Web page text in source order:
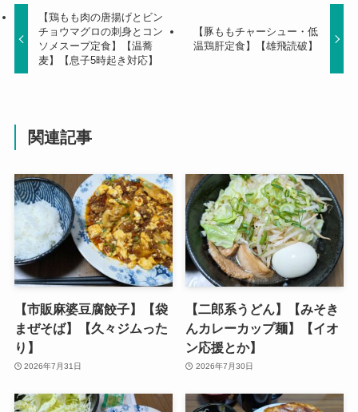
【鶏もも肉の唐揚げとビン
チョウマグロの刺身とコン
ソメスープ定食】【温蕎
麦】【息子5時起き対応】
【豚ももチャーシュー・低
温鶏肝定食】【雄飛読破】
関連記事
【市販麻婆豆腐餃子】【袋
まぜそば】【久々ジムった
り】
2026年7月31日
【二郎系うどん】【みそき
んカレーカップ麺】【イオ
ン応援とか】
2026年7月30日